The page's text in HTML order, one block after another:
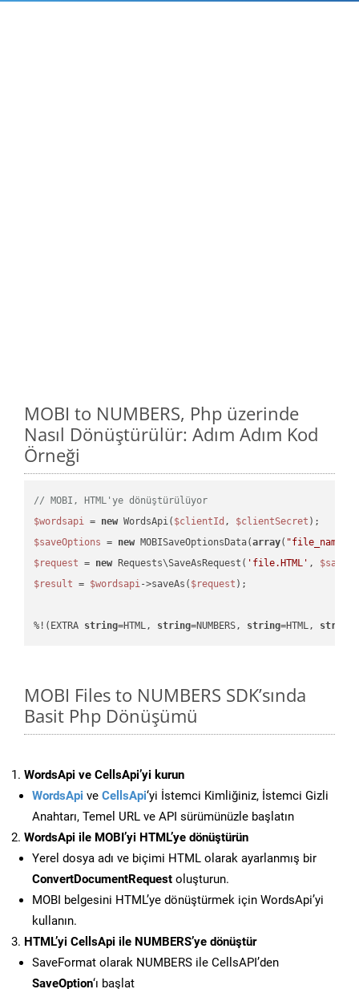
MOBI to NUMBERS, Php üzerinde
Nasıl Dönüştürülür: Adım Adım Kod
Örneği
// MOBI, HTML'ye dönüştürülüyor
$wordsapi = new WordsApi( $clientId , $clientSecret
$saveOptions = new MOBISaveOptionsData(array( "file_name"
$request = new Requests\SaveAsRequest( 'file.HTML' ,
$result = $wordsapi->saveAs( $request );
%!(EXTRA string=HTML, string=NUMBERS, string=HTML, string
MOBI Files to NUMBERS SDK’sında
Basit Php Dönüşümü
WordsApi ve CellsApi’yi kurun
WordsApi ve CellsApi‘yi İstemci Kimliğiniz, İstemci Gizli
Anahtarı, Temel URL ve API sürümünüzle başlatın
WordsApi ile MOBI’yi HTML’ye dönüştürün
Yerel dosya adı ve biçimi HTML olarak ayarlanmış bir
ConvertDocumentRequest oluşturun.
MOBI belgesini HTML’ye dönüştürmek için WordsApi’yi
kullanın.
HTML’yi CellsApi ile NUMBERS’ye dönüştür
SaveFormat olarak NUMBERS ile CellsAPI’den
SaveOption‘ı başlat